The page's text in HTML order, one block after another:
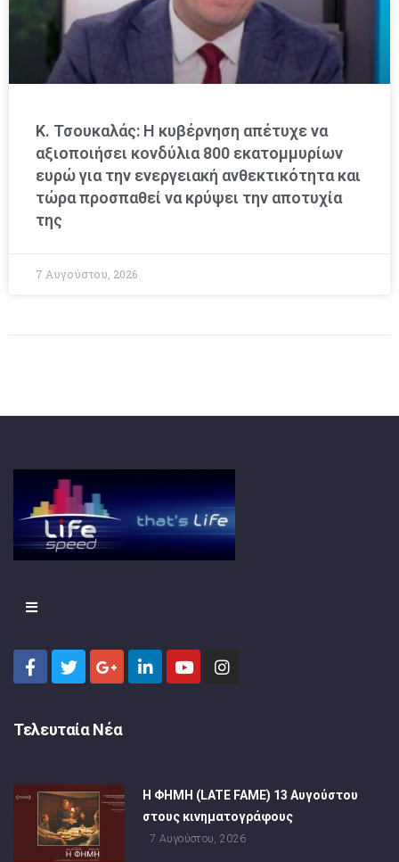
Κ. Τσουκαλάς: Η κυβέρνηση απέτυχε να
αξιοποιήσει κονδύλια 800 εκατομμυρίων
ευρώ για την ενεργειακή ανθεκτικότητα και
τώρα προσπαθεί να κρύψει την αποτυχία
της
7 Αυγούστου, 2026
Τελευταία Νέα
Η ΦΗΜΗ (LATE FAME) 13 Αυγούστου
στους κινηματογράφους
7 Αυγούστου, 2026